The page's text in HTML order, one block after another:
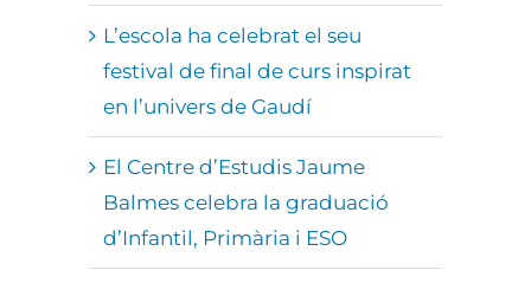
L’escola ha celebrat el seu
festival de final de curs inspirat
en l’univers de Gaudí
El Centre d’Estudis Jaume
Balmes celebra la graduació
d’Infantil, Primària i ESO